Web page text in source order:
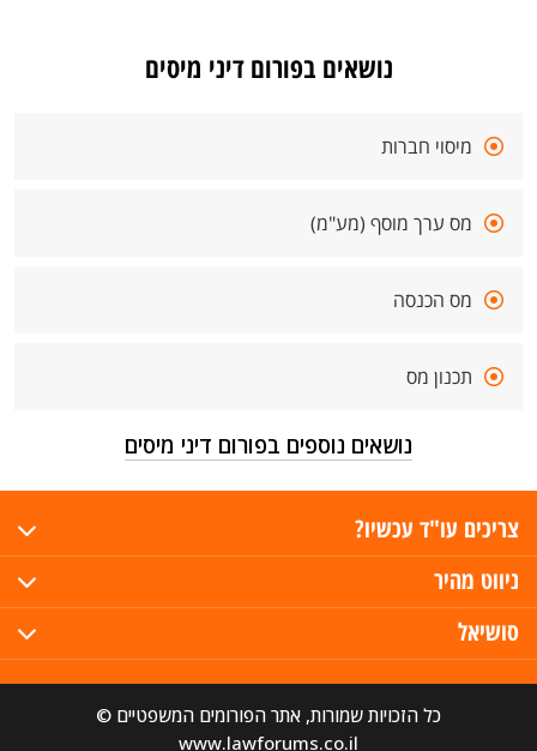
נושאים בפורום דיני מיסים
מיסוי חברות
מס ערך מוסף (מע"מ)
מס הכנסה
תכנון מס
נושאים נוספים בפורום דיני מיסים
צריכים עו"ד עכשיו?
ניווט מהיר
סושיאל
כל הזכויות שמורות, אתר הפורומים המשפטיים ©
www.lawforums.co.il